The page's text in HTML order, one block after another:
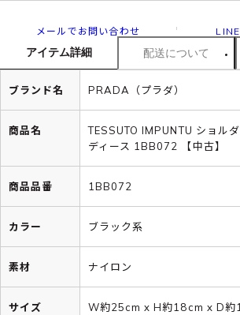
メールでお問い合わせ
アイテム詳細 配送について
ブランド名 PRADA（プラダ）
商品名
TESSUTO IMPUNTU ショル
ディース 1BB072 【中古】
商品品番 1BB072
カラー ブラック系
素材 ナイロン
サイズ
W約25cm x H約18cm x D約